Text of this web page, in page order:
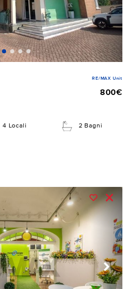
RE/MAX Unit
800€
4 Locali 2 Bagni